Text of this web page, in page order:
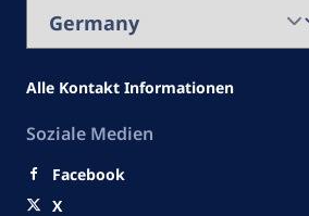
Alle Kontakt Informationen
Soziale Medien
Facebook
X